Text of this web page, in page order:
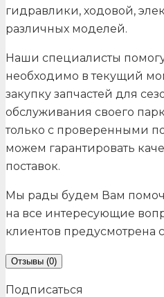
гидравлики, ходовой,
различных моделей.
Наши специалисты
необходимо в текущий
закупку запчастей для
обслуживания своего
только с проверенными
можем гарантировать
поставок.
Мы рады будем Вам
на все интересующие
клиентов предусмотрена
Отзывы (0)
Подписаться